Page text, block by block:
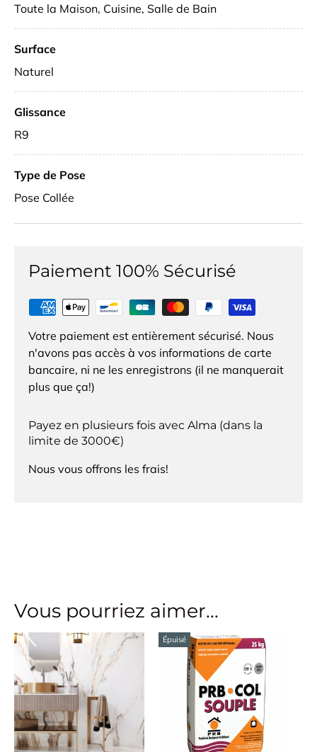
Toute la Maison, Cuisine, Salle de Bain
Surface
Naturel
Glissance
R9
Type de Pose
Pose Collée
Paiement 100% Sécurisé
Votre paiement est entièrement sécurisé. Nous
n'avons pas accès à vos informations de carte
bancaire, ni ne les enregistrons (il ne manquerait
plus que ça!)
Payez en plusieurs fois avec Alma (dans la
limite de 3000€)
Nous vous offrons les frais!
Vous pourriez aimer...
Épuisé